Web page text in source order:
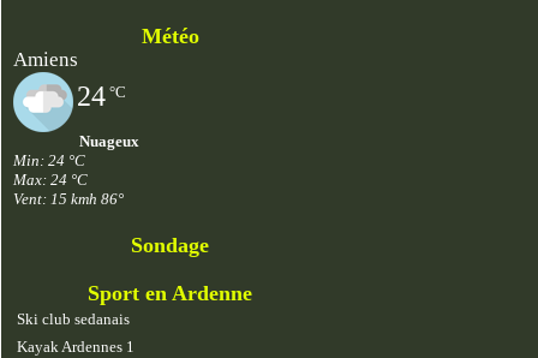
Météo
Amiens
24 °C
Nuageux
Min: 24 °C
Max: 24 °C
Vent: 15 kmh 86°
Sondage
Sport en Ardenne
Ski club sedanais
Kayak Ardennes 1